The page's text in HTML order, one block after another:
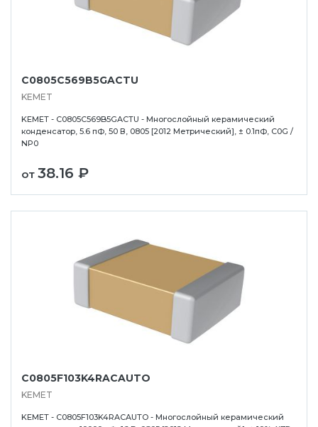
C0805C569B5GACTU
KEMET
KEMET - C0805C569B5GACTU - Многослойный керамический
конденсатор, 5.6 пФ, 50 В, 0805 [2012 Метрический], ± 0.1пФ, C0G /
NP0
от 38.16 ₽
C0805F103K4RACAUTO
KEMET
KEMET - C0805F103K4RACAUTO - Многослойный керамический